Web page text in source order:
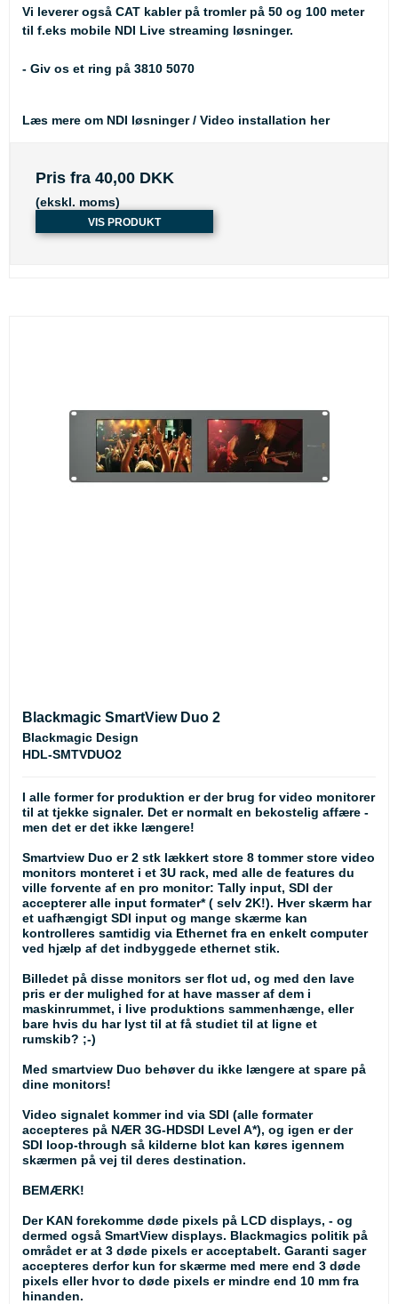
Vi leverer også CAT kabler på tromler på 50 og 100 meter
til f.eks mobile NDI Live streaming løsninger.
- Giv os et ring på 3810 5070
Læs mere om NDI løsninger / Video installation her
Pris fra 40,00 DKK
(ekskl. moms)
VIS PRODUKT
Blackmagic SmartView Duo 2
Blackmagic Design
HDL-SMTVDUO2
I alle former for produktion er der brug for video monitorer
til at tjekke signaler. Det er normalt en bekostelig affære -
men det er det ikke længere!
Smartview Duo er 2 stk lækkert store 8 tommer store video
monitors monteret i et 3U rack, med alle de features du
ville forvente af en pro monitor: Tally input, SDI der
accepterer alle input formater* ( selv 2K!). Hver skærm har
et uafhængigt SDI input og mange skærme kan
kontrolleres samtidig via Ethernet fra en enkelt computer
ved hjælp af det indbyggede ethernet stik.
Billedet på disse monitors ser flot ud, og med den lave
pris er der mulighed for at have masser af dem i
maskinrummet, i live produktions sammenhænge, eller
bare hvis du har lyst til at få studiet til at ligne et
rumskib? ;-)
Med smartview Duo behøver du ikke længere at spare på
dine monitors!
Video signalet kommer ind via SDI (alle formater
accepteres på NÆR 3G-HDSDI Level A*), og igen er der
SDI loop-through så kilderne blot kan køres igennem
skærmen på vej til deres destination.
BEMÆRK!
Der KAN forekomme døde pixels på LCD displays, - og
dermed også SmartView displays. Blackmagics politik på
området er at 3 døde pixels er acceptabelt. Garanti sager
accepteres derfor kun for skærme med mere end 3 døde
pixels eller hvor to døde pixels er mindre end 10 mm fra
hinanden.